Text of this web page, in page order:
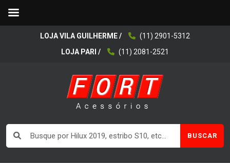
LOJA VILA GUILHERME /
(11) 2901-5312
LOJA PARI /
(11) 2081-2521
BUSCAR